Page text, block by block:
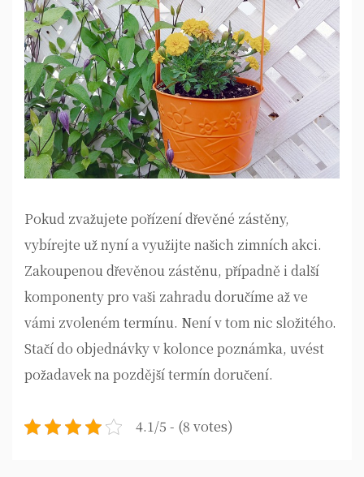
Pokud zvažujete pořízení dřevěné zástěny,
vybírejte už nyní a využijte našich zimních akci.
Zakoupenou dřevěnou zástěnu, případně i další
komponenty pro vaši zahradu doručíme až ve
vámi zvoleném termínu. Není v tom nic složitého.
Stačí do objednávky v kolonce poznámka, uvést
požadavek na pozdější termín doručení.
4.1/5 - (8 votes)